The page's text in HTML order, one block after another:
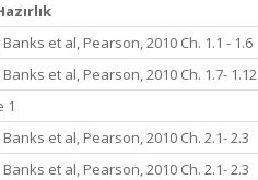
Banks et al, Pearson, 2010 Ch. 1.1 - 1.6
Banks et al, Pearson, 2010 Ch. 1.7- 1.12
1
Banks et al, Pearson, 2010 Ch. 2.1- 2.3
Banks et al, Pearson, 2010 Ch. 2.1- 2.3